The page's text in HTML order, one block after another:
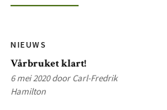
NIEUWS
Vårbruket klart!
6 mei 2020 door Carl-Fredrik
Hamilton